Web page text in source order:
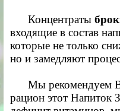
Концентраты
входящие в состав
которые не только
но и замедляют
Мы рекомендуем
рацион этот Напиток